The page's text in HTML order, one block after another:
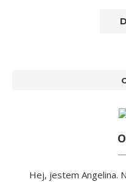
Hej, jestem Angelina.